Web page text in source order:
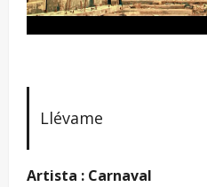
Llévame
Artista : Carnaval